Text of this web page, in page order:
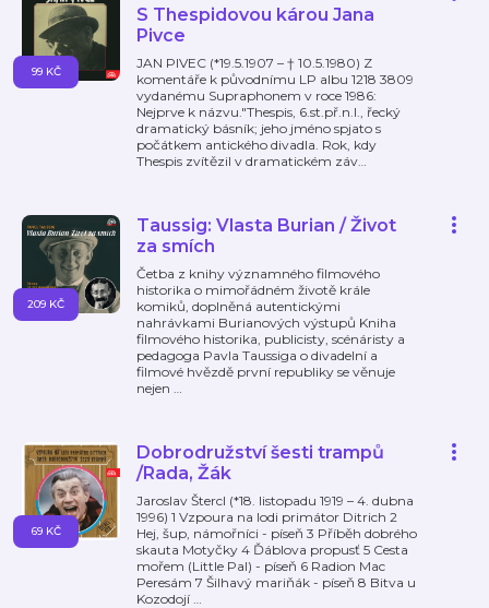
S Thespidovou károu Jana
Pivce
JAN PIVEC (*19.5.1907 – † 10.5.1980) Z
komentáře k původnímu LP albu 1218 3809
vydanému Supraphonem v roce 1986:
Nejprve k názvu."Thespis, 6.st.př.n.l., řecký
dramatický básník; jeho jméno spjato s
počátkem antického divadla. Rok, kdy
Thespis zvítězil v dramatickém záv…
99 KČ
Taussig: Vlasta Burian / Život
za smích
Četba z knihy významného filmového
historika o mimořádném životě krále
komiků, doplněná autentickými
nahrávkami Burianových výstupů Kniha
filmového historika, publicisty, scénáristy a
pedagoga Pavla Taussiga o divadelní a
filmové hvězdě první republiky se věnuje
nejen …
209 KČ
Dobrodružství šesti trampů
/Rada, Žák
Jaroslav Štercl (*18. listopadu 1919 – 4. dubna
1996) 1 Vzpoura na lodi primátor Ditrich 2
Hej, šup, námořníci - píseň 3 Příběh dobrého
skauta Motyčky 4 Ďáblova propusť 5 Cesta
mořem (Little Pal) - píseň 6 Radion Mac
Peresám 7 Šilhavý mariňák - píseň 8 Bitva u
Kozodojí …
69 KČ